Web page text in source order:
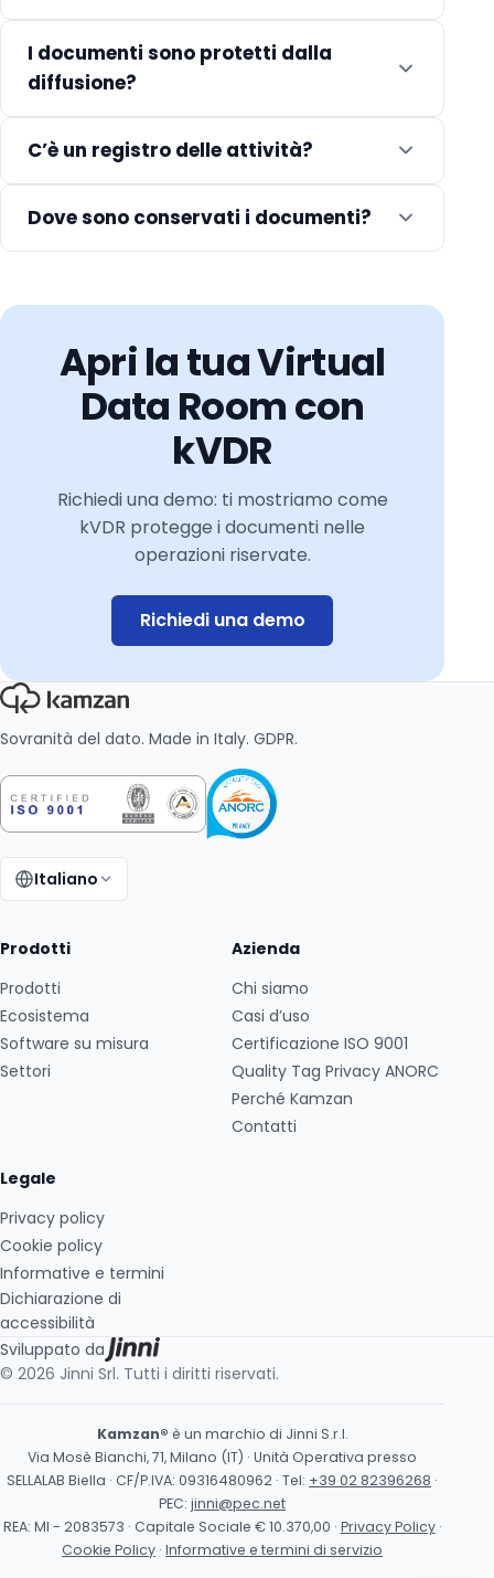
I documenti sono protetti dalla
diffusione?
C’è un registro delle attività?
Dove sono conservati i documenti?
Apri la tua Virtual
Data Room con
kVDR
Richiedi una demo: ti mostriamo come
kVDR protegge i documenti nelle
operazioni riservate.
Richiedi una demo
Sovranità del dato. Made in Italy. GDPR.
Cambia lingua:
Italiano
Prodotti
Prodotti
Ecosistema
Software su misura
Settori
Azienda
Chi siamo
Casi d’uso
Certificazione ISO 9001
Quality Tag Privacy ANORC
Perché Kamzan
Contatti
Legale
Privacy policy
Cookie policy
Informative e termini
Dichiarazione di
accessibilità
Sviluppato da
© 2026 Jinni Srl. Tutti i diritti riservati.
Kamzan® è un marchio di Jinni S.r.l.
Via Mosè Bianchi, 71, Milano (IT) · Unità Operativa presso
SELLALAB Biella · CF/P.IVA: 09316480962 · Tel: +39 02 82396268 ·
PEC:jinni@pec.net
REA: MI - 2083573 · Capitale Sociale € 10.370,00 · Privacy Policy·
Cookie Policy ·Informative e termini di servizio